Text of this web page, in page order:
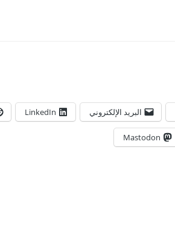
البريد الإلكتروني LinkedIn
Mastodon